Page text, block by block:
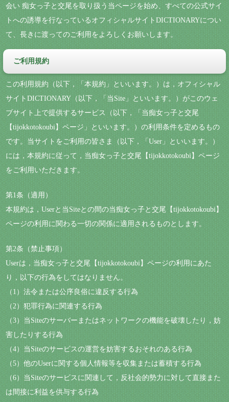
会い 痴女っ子と交尾を取り扱う当ページを始め、すべての公式サイ
トへの誘導を行なっているオフィシャルサイトDICTIONARYについ
て、長きに渡ってのご利用をよろしくお願いします。
ご利用規約
この利用規約（以下，「本規約」といいます。）は，オフィシャル
サイトDICTIONARY（以下，「当Site」といいます。）がこのウェ
ブサイト上で提供するサービス（以下，「当痴女っ子と交尾
【tijokkotokoubi】ページ」といいます。）の利用条件を定めるもの
です。当サイトをご利用の皆さま（以下，「User」といいます。）
には，本規約に従って，当痴女っ子と交尾【tijokkotokoubi】ページ
をご利用いただきます。
第1条（適用）
本規約は，Userと当Siteとの間の当痴女っ子と交尾【tijokkotokoubi】
ページの利用に関わる一切の関係に適用されるものとします。
第2条（禁止事項）
Userは，当痴女っ子と交尾【tijokkotokoubi】ページの利用にあた
り，以下の行為をしてはなりません。
（1）法令または公序良俗に違反する行為
（2）犯罪行為に関連する行為
（3）当Siteのサーバーまたはネットワークの機能を破壊したり，妨
害したりする行為
（4）当Siteのサービスの運営を妨害するおそれのある行為
（5）他のUserに関する個人情報等を収集または蓄積する行為
（6）当Siteのサービスに関連して，反社会的勢力に対して直接また
は間接に利益を供与する行為